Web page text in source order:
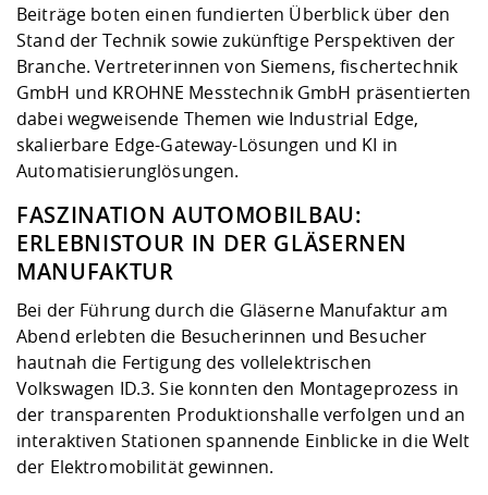
Beiträge boten einen fundierten Überblick über den
Stand der Technik sowie zukünftige Perspektiven der
Branche. Vertreterinnen von Siemens, fischertechnik
GmbH und KROHNE Messtechnik GmbH präsentierten
dabei wegweisende Themen wie Industrial Edge,
skalierbare Edge-Gateway-Lösungen und KI in
Automatisierunglösungen.
FASZINATION AUTOMOBILBAU:
ERLEBNISTOUR IN DER GLÄSERNEN
MANUFAKTUR
Bei der Führung durch die Gläserne Manufaktur am
Abend erlebten die Besucherinnen und Besucher
hautnah die Fertigung des vollelektrischen
Volkswagen ID.3. Sie konnten den Montageprozess in
der transparenten Produktionshalle verfolgen und an
interaktiven Stationen spannende Einblicke in die Welt
der Elektromobilität gewinnen.